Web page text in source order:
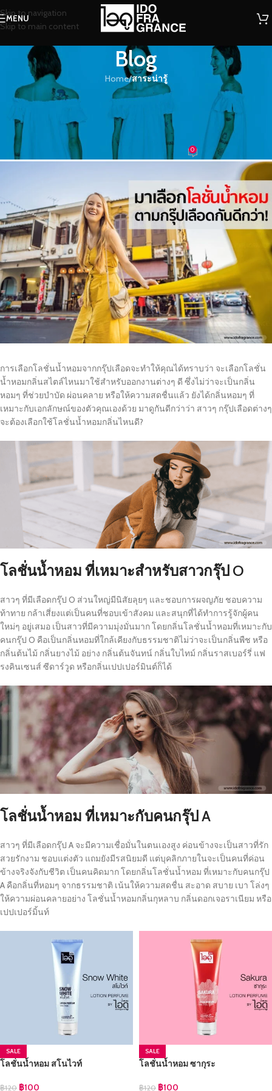
Skip to navigation
Skip to main content
MENU
Blog
Home/สาระน่ารู้
สาระน่ารู้
มาเลือกโลชั่นน้ำหอมตามกรุ๊ปเลือด
กันดีกว่า!
น้องน้ำหอม On 05/02/2019 0
การเลือกโลชั่นน้ำหอมจากกรุ๊ปเลือดจะทำให้คุณได้ทราบว่า จะเลือกโลชั่น
น้ำหอมกลิ่นสไตล์ไหนมาใช้สำหรับออกงานต่างๆ ดี ซึ่งไม่ว่าจะเป็นกลิ่น
หอมๆ ที่ช่วยบำบัด ผ่อนคลาย หรือให้ความสดชื่นแล้ว ยังได้กลิ่นหอมๆ ที่
เหมาะกับเอกลักษณ์ของตัวคุณเองด้วย มาดูกันดีกว่าว่า สาวๆ กรุ๊ปเลือดต่างๆ
จะต้องเลือกใช้โลชั่นน้ำหอมกลิ่นไหนดี?
โลชั่นน้ำหอม ที่เหมาะสำหรับสาวกรุ๊ป O
สาวๆ ที่มีเลือดกรุ๊ป O ส่วนใหญ่มีนิสัยลุยๆ และชอบการผจญภัย ชอบความ
ท้าทาย กล้าเสี่ยงแต่เป็นคนที่ชอบเข้าสังคม และสนุกที่ได้ทำการรู้จักผู้คน
ใหม่ๆ อยู่เสมอ เป็นสาวที่มีความมุ่งมั่นมาก โดยกลิ่นโลชั่นน้ำหอมที่เหมาะกับ
คนกรุ๊ป O คือเป็นกลิ่นหอมที่ใกล้เคียงกับธรรมชาติไม่ว่าจะเป็นกลิ่นพืช หรือ
กลิ่นต้นไม้ กลิ่นยางไม้ อย่าง กลิ่นต้นจันทน์ กลิ่นใบไทม์ กลิ่นราสเบอร์รี่ แฟ
รงคินเซนส์ ซีดาร์วูด หรือกลิ่นเปปเปอร์มินต์ก็ได้
โลชั่นน้ำหอม ที่เหมาะกับคนกรุ๊ป A
สาวๆ ที่มีเลือดกรุ๊ป A จะมีความเชื่อมั่นในตนเองสูง ค่อนข้างจะเป็นสาวที่รัก
สวยรักงาม ชอบแต่งตัว แถมยังมีรสนิยมดี แต่บุคลิกภายในจะเป็นคนที่ค่อน
ข้างจริงจังกับชีวิต เป็นคนคิดมาก โดยกลิ่นโลชั่นน้ำหอม ที่เหมาะกับคนกรุ๊ป
A คือกลิ่นที่หอมๆ จากธรรมชาติ เน้นให้ความสดชื่น สะอาด สบาย เบา โล่งๆ
ให้ความผ่อนคลายอย่าง โลชั่นน้ำหอมกลิ่นกุหลาบ กลิ่นดอกเจอราเนียม หรือ
เปปเปอร์มิ้นท์
SALE
โลชั่นน้ำหอม สโนไวท์
฿120 ฿100
SALE
โลชั่นน้ำหอม ซากุระ
฿120 ฿100